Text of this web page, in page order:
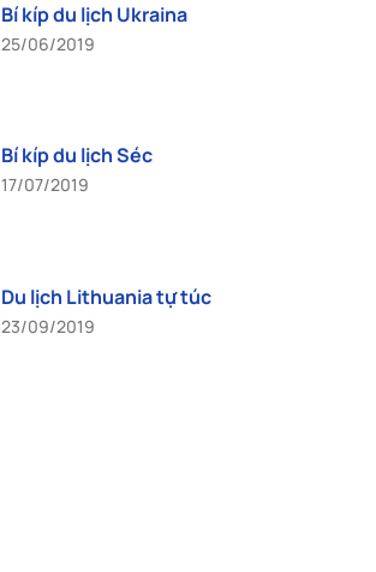
Bí kíp du lịch Ukraina
25/06/2019
Bí kíp du lịch Séc
17/07/2019
Du lịch Lithuania tự túc
23/09/2019